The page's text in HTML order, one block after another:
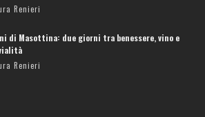
Renieri
di Masottina: due giorni tra benessere, vino e
Renieri